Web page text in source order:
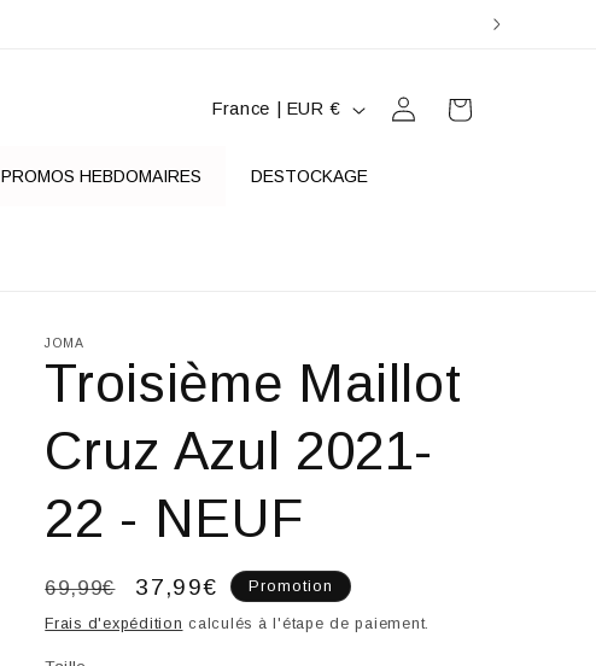
PROMOS HEBDOMAIRES DESTOCKAGE
P
y
g
o
n
France | EUR € ConnexionPanier
JOMA
Troisième Maillot
Cruz Azul 2021-
22 - NEUF
Prix
habituel
69,99€
Prix
promotionnel
37,99€ Promotion
Frais d'expédition calculés à l'étape de paiement.